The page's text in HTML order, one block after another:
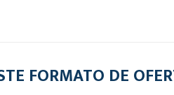
FORMATO DE